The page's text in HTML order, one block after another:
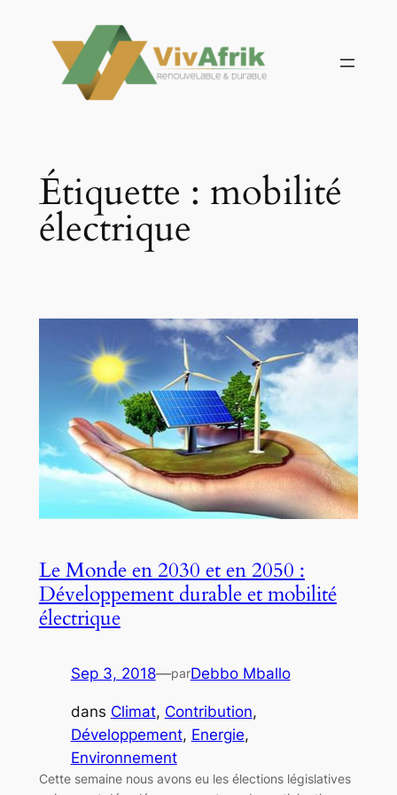
contenu
Étiquette : mobilité
électrique
Le Monde en 2030 et en 2050 :
Développement durable et mobilité
électrique
Sep 3, 2018—parDebbo Mballo
dans Climat, Contribution
Développement, Energie
Environnement
Cette semaine nous avons eu les élections législatives